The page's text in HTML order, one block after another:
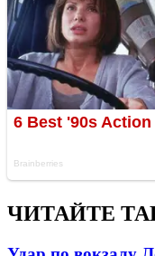
ЧИТАЙТЕ